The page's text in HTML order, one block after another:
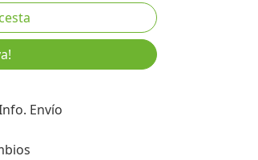
Envío